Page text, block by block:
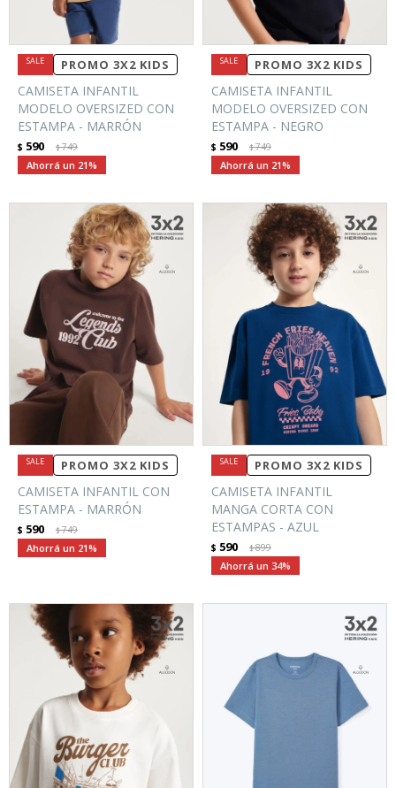
PROMO 3X2 KIDS
CAMISETA INFANTIL
MODELO OVERSIZED CON
ESTAMPA - MARRÓN
$ 590 $749
21
PROMO 3X2 KIDS
CAMISETA INFANTIL
MODELO OVERSIZED CON
ESTAMPA - NEGRO
$ 590 $749
21
PROMO 3X2 KIDS
CAMISETA INFANTIL CON
ESTAMPA - MARRÓN
$ 590 $749
21
PROMO 3X2 KIDS
CAMISETA INFANTIL
MANGA CORTA CON
ESTAMPAS - AZUL
$ 590 $899
34